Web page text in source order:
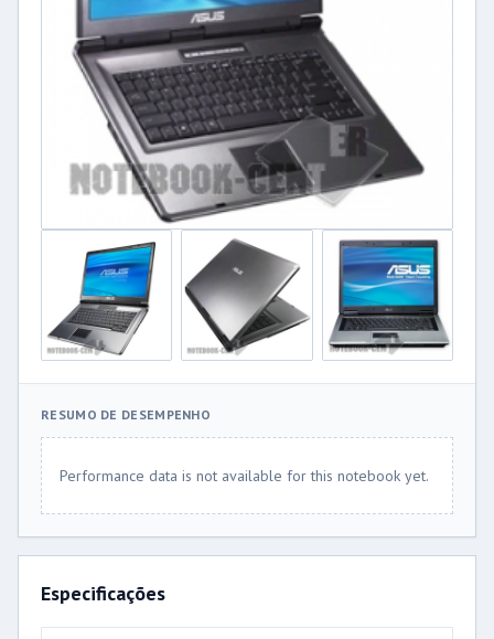
RESUMO DE DESEMPENHO
Performance data is not available for this notebook yet.
Especificações